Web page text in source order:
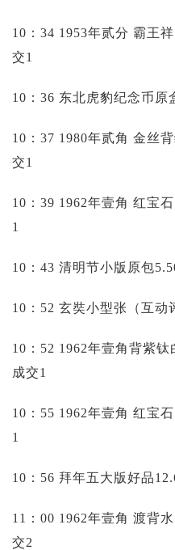
10：34 1953年贰分 霸王
交1
10：36 东北虎豹纪念币原
10：37 1980年贰角 金丝
交1
10：39 1962年壹角 红宝
1
10：43 清明节小版原包
10：52 玄奘小型张（互动
10：52 1962年壹角背紫
成交1
10：55 1962年壹角 红宝
1
10：56 拜年五大版好品
11：00 1962年壹角 渡背
交2